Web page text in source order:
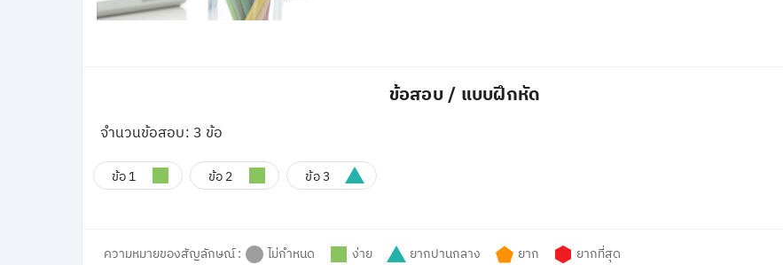
ข้อสอบ / แบบฝึกหัด
จำนวนข้อสอบ: 3 ข้อ
ข้อ 1 ข้อ 2 ข้อ 3
ความหมายของสัญลักษณ์ : ไม่กำหนด ง่าย ยากปานกลาง ยาก ยากที่สุด